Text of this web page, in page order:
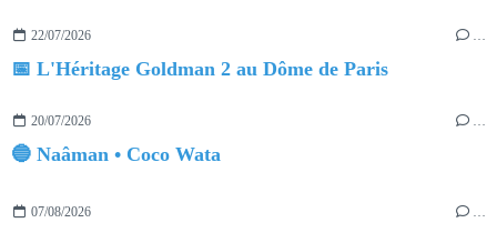
22/07/2026 …
📅 L'Héritage Goldman 2 au Dôme de Paris
20/07/2026
🔵 Naâman • Coco Wata
07/08/2026 …